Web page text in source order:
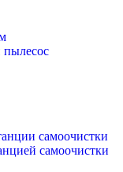
самоочистки
самоочистки